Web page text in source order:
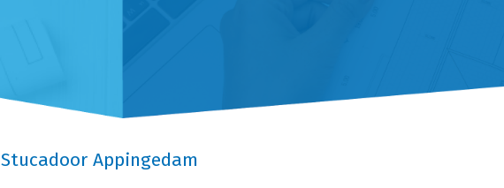
Stucadoor Appingedam